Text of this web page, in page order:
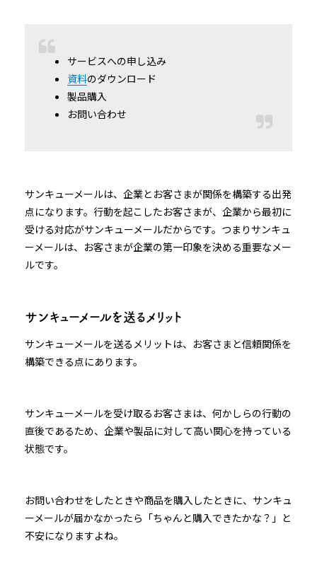
サービスへの申し込み
資料のダウンロード
製品購入
お問い合わせ
サンキューメールは、企業とお客さまが関係を構築する出発
点になります。行動を起こしたお客さまが、企業から最初に
受ける対応がサンキューメールだからです。つまりサンキュ
ーメールは、お客さまが企業の第一印象を決める重要なメー
ルです。
サンキューメールを送るメリット
サンキューメールを送るメリットは、お客さまと信頼関係を
構築できる点にあります。
サンキューメールを受け取るお客さまは、何かしらの行動の
直後であるため、企業や製品に対して高い関心を持っている
状態です。
お問い合わせをしたときや商品を購入したときに、サンキュ
ーメールが届かなかったら「ちゃんと購入できたかな？」と
不安になりますよね。